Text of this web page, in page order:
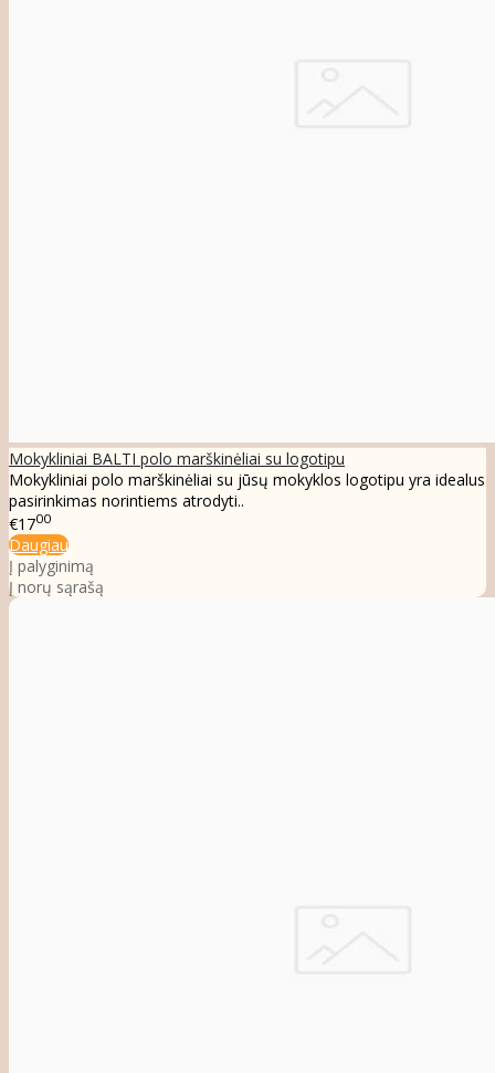
Mokykliniai BALTI polo marškinėliai su logotipu
Mokykliniai polo marškinėliai su jūsų mokyklos logotipu yra idealus
pasirinkimas norintiems atrodyti..
€1700
Daugiau
Į palyginimą
Į norų sąrašą